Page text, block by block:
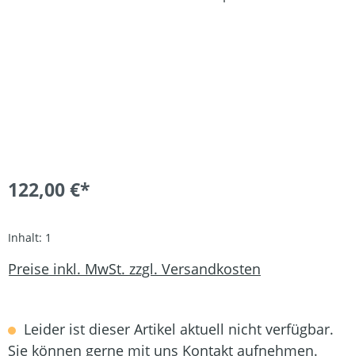
122,00 €*
Inhalt: 1
Preise inkl. MwSt. zzgl. Versandkosten
Leider ist dieser Artikel aktuell nicht verfügbar.
Sie können gerne mit uns Kontakt aufnehmen.